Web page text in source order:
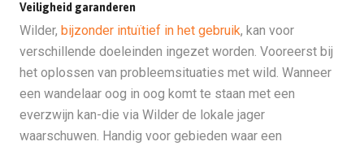
Veiligheid garanderen
Wilder, bijzonder intuïtief in het gebruik, kan voor
verschillende doeleinden ingezet worden. Vooreerst bij
het oplossen van probleemsituaties met wild. Wanneer
een wandelaar oog in oog komt te staan met een
everzwijn kan-die via Wilder de lokale jager
waarschuwen. Handig voor gebieden waar een